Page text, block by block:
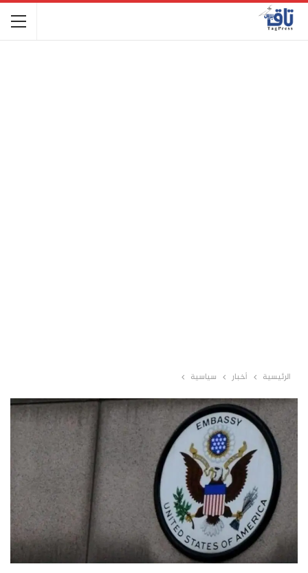
الرئيسية أخبار سياسية